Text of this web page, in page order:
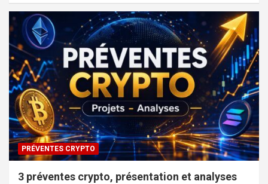
PRÉVENTES CRYPTO
3 préventes crypto, présentation et analyses